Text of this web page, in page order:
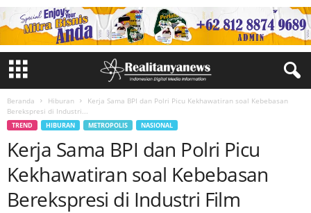
Beranda Hiburan
Kerja Sama BPI dan Polri Picu Kekhawatiran soal Kebebasan
Berekspresi di Industri...
TREND HIBURAN METROPOLIS NASIONAL
Kerja Sama BPI dan Polri Picu
Kekhawatiran soal Kebebasan
Berekspresi di Industri Film